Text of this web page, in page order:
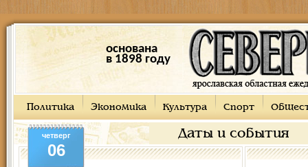
основана
в 1898 году
Политика Экономика Культура Спорт
Даты и события
четверг
06